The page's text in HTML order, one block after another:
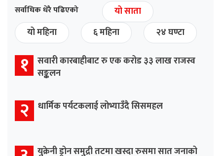
सर्वाधिक धेरै पढिएको
यो साता
यो महिना
६ महिना २४ घण्टा
१ सवारी कारबाहीबाट रु एक करोड ३३ लाख राजस्व
सङ्कलन
२ धार्मिक पर्यटकलाई लोभ्याउँदै सिसमहल
युक्रेनी ड्रोन समुद्री तटमा खस्दा रुसमा सात जनाको